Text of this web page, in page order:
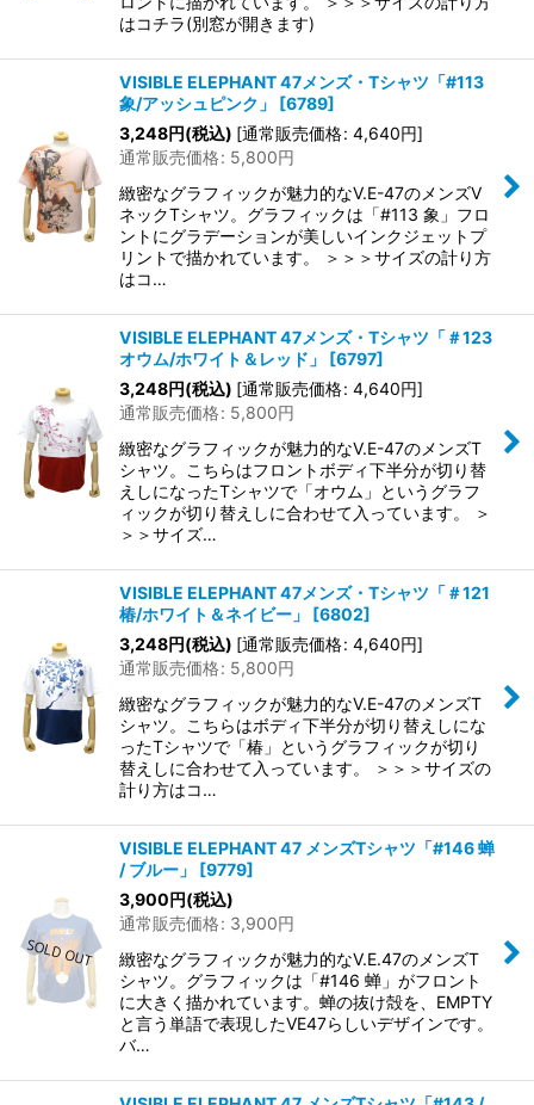
はコチラ(別窓が開きます)
VISIBLE ELEPHANT 47メンズ・Tシャツ「#113
象/アッシュピンク」
[6789]
3,248円(税込) [通常販売価格: 4,640円]
通常販売価格: 5,800円
緻密なグラフィックが魅力的なV.E-47のメンズV
ネックTシャツ。グラフィックは「#113 象」フロ
ントにグラデーションが美しいインクジェットプ
リントで描かれています。 ＞＞＞サイズの計り方
はコ…
VISIBLE ELEPHANT 47メンズ・Tシャツ「＃123
オウム/ホワイト＆レッド」
[6797]
3,248円(税込) [通常販売価格: 4,640円]
通常販売価格: 5,800円
緻密なグラフィックが魅力的なV.E-47のメンズT
シャツ。こちらはフロントボディ下半分が切り替
えしになったTシャツで「オウム」というグラフ
ィックが切り替えしに合わせて入っています。 ＞
＞＞サイズ…
VISIBLE ELEPHANT 47メンズ・Tシャツ「＃121
椿/ホワイト＆ネイビー」
[6802]
3,248円(税込) [通常販売価格: 4,640円]
通常販売価格: 5,800円
緻密なグラフィックが魅力的なV.E-47のメンズT
シャツ。こちらはボディ下半分が切り替えしにな
ったTシャツで「椿」というグラフィックが切り
替えしに合わせて入っています。 ＞＞＞サイズの
計り方はコ…
VISIBLE ELEPHANT 47 メンズTシャツ「#146 蝉
/ ブルー」
[9779]
3,900円(税込)
通常販売価格: 3,900円
緻密なグラフィックが魅力的なV.E.47のメンズT
シャツ。グラフィックは「#146 蝉」がフロント
に大きく描かれています。蝉の抜け殻を、EMPTY
と言う単語で表現したVE47らしいデザインです。
バ…